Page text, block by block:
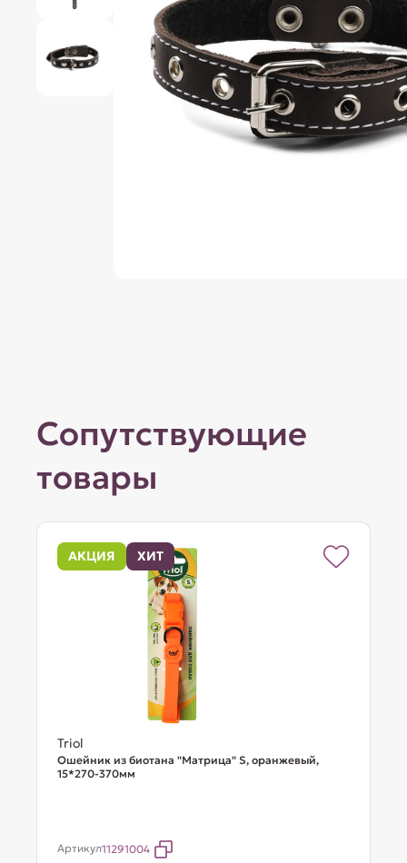
Сопутствующие
товары
АКЦИЯ ХИТ
Triol
Ошейник из биотана "Матрица" S, оранжевый,
15*270-370мм
Артикул11291004